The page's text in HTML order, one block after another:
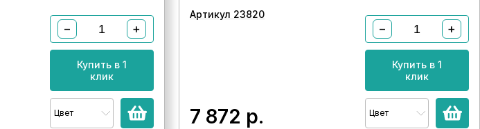
− +
Купить в 1
клик
Цвет
Артикул 23820
7 872 р.
− +
Купить в 1
клик
Цвет